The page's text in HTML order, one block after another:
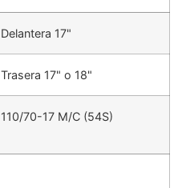
Delantera 17"
Trasera 17" o 18"
110/70-17 M/C (54S)